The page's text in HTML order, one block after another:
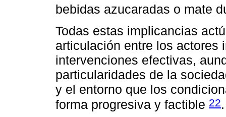
bebidas azucaradas o mate
Todas estas implicancias
articulación entre los actores
intervenciones efectivas,
particularidades de la
y el entorno que los
forma progresiva y factible 22.